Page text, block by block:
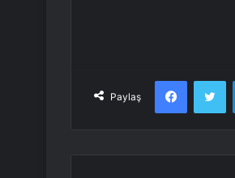
Paylaş
Facebook